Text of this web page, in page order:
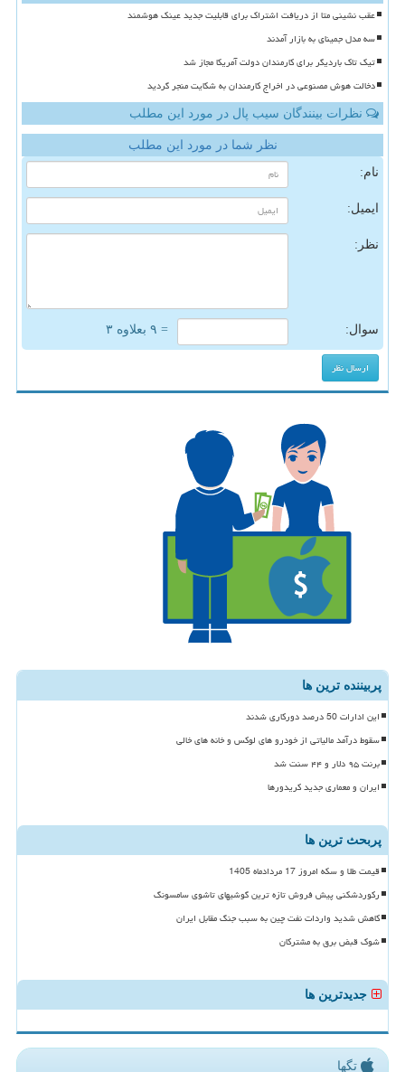
عقب نشینی متا از دریافت اشتراک برای قابلیت جدید عینک هوشمند
سه مدل جمینای به بازار آمدند
تیک تاک باردیگر برای کارمندان دولت آمریکا مجاز شد
دخالت هوش مصنوعی در اخراج کارمندان به شکایت منجر گردید
نظرات بینندگان سیب پال در مورد این مطلب
نظر شما در مورد این مطلب
نام:
ایمیل:
نظر:
سوال: = ۹ بعلاوه ۳
پربیننده ترین ها
این ادارات 50 درصد دورکاری شدند
سقوط درآمد مالیاتی از خودرو های لوکس و خانه های خالی
برنت ۹۵ دلار و ۴۴ سنت شد
ایران و معماری جدید کریدورها
پربحث ترین ها
قیمت طلا و سکه امروز 17 مردادماه 1405
رکوردشکنی پیش فروش تازه ترین گوشیهای تاشوی سامسونگ
کاهش شدید واردات نفت چین به سبب جنگ مقابل ایران
شوک قبض برق به مشترکان
جدیدترین ها
تگها